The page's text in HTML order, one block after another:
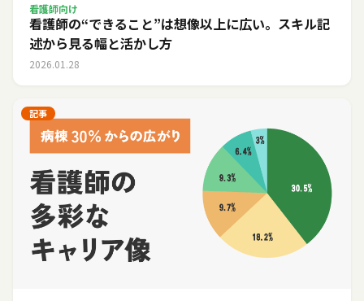
看護師向け
看護師の“できること”は想像以上に広い。スキル記
述から見る幅と活かし方
2026.01.28
記事